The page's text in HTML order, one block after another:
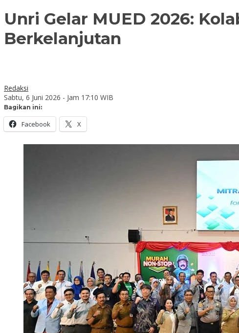
Unri Gelar MUED 2026:
Berkelanjutan
Redaksi
Sabtu, 6 Juni 2026 - Jam 17:10 WIB
Bagikan ini:
Facebook X